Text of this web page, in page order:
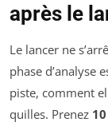
après le
Le lancer ne
phase d’analyse
piste, comment
quilles. Prenez